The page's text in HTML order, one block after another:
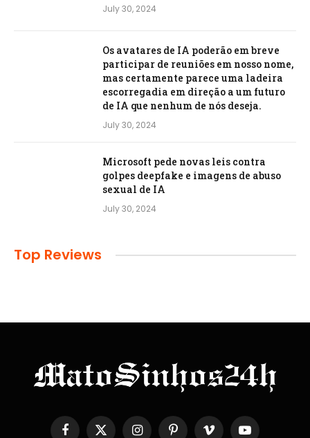
July 30, 2024
Os avatares de IA poderão em breve
participar de reuniões em nosso nome,
mas certamente parece uma ladeira
escorregadia em direção a um futuro
de IA que nenhum de nós deseja.
July 30, 2024
Microsoft pede novas leis contra
golpes deepfake e imagens de abuso
sexual de IA
July 30, 2024
Top Reviews